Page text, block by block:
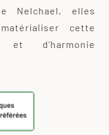
Nelchael, elles
cette
d’harmonie